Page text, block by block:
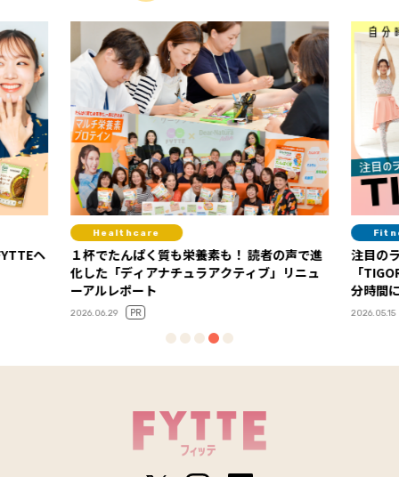
も！ 読者の声で進
クティブ」リニュ
Fitness
注目のライフスタイル・アイコンが選ぶ
「TIGORA」の“UVカット＋α”ウエアで、自
分時間に集中し、体と心を整える夏に！